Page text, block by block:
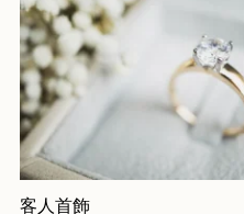
客人首飾